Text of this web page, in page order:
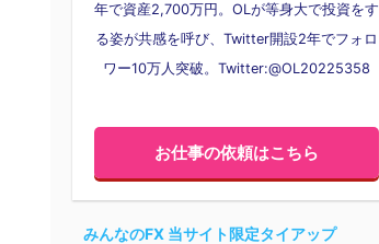
年で資産2,700万円。OLが等身大で投資をす
る姿が共感を呼び、Twitter開設2年でフォロ
ワー10万人突破。Twitter:@OL20225358
お仕事の依頼はこちら
みんなのFX 当サイト限定タイアップ